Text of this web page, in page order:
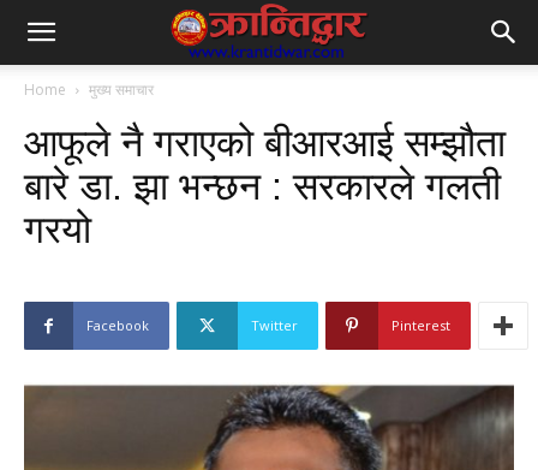
Home मुख्य समाचार
आफूले नै गराएको बीआरआई सम्झौता
बारे डा. झा भन्छन : सरकारले गलती
गरयो
Facebook Twitter Pinterest